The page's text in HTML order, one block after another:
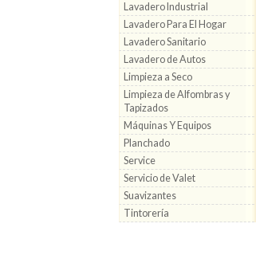
Lavadero Industrial
Lavadero Para El Hogar
Lavadero Sanitario
Lavadero de Autos
Limpieza a Seco
Limpieza de Alfombras y
Tapizados
Máquinas Y Equipos
Planchado
Service
Servicio de Valet
Suavizantes
Tintorería